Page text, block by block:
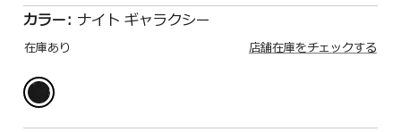
カラー: ナイト ギャラクシー
在庫あり 店舗在庫をチェックする